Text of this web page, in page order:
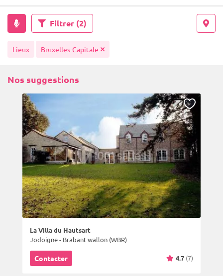
Filtrer (2)
Lieux Bruxelles-Capitale
Nos suggestions
La Villa du Hautsart
Jodoigne - Brabant wallon (WBR)
Contacter 4.7 (7)